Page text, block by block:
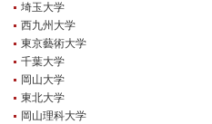
埼玉大学
西九州大学
東京藝術大学
千葉大学
岡山大学
東北大学
岡山理科大学